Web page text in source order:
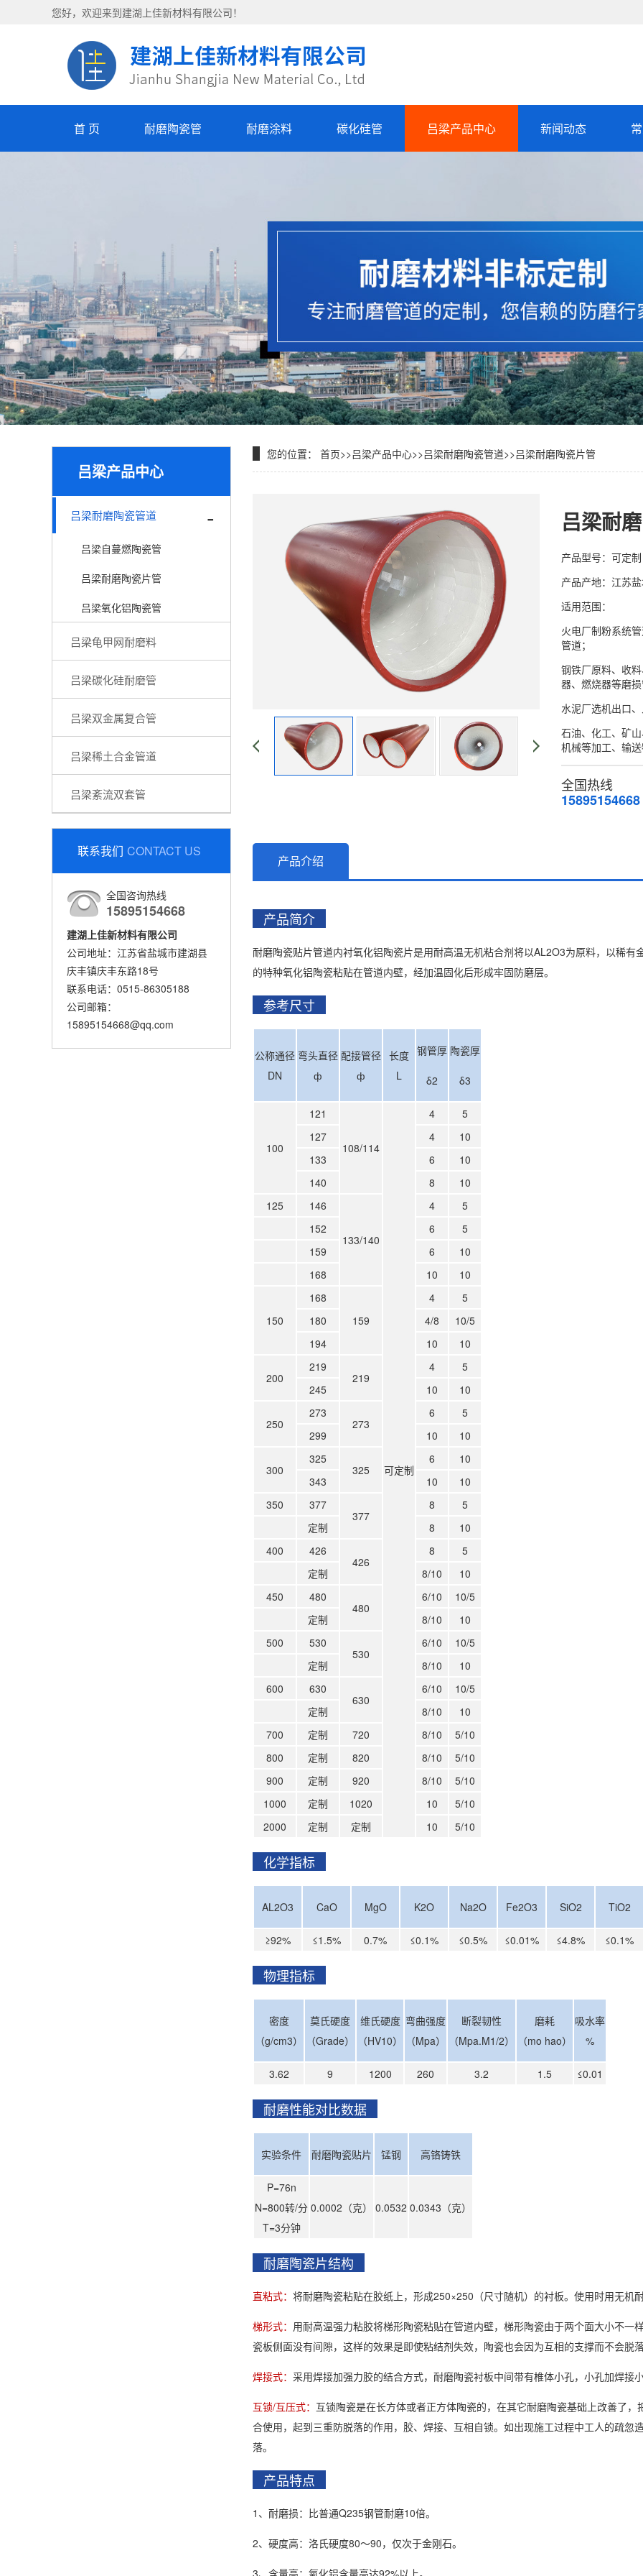
您好，欢迎来到建湖上佳新材料有限公司！
首 页 耐磨陶瓷管 耐磨涂料 碳化硅管 吕梁产品中心 新闻动态
吕梁产品中心
吕梁耐磨陶瓷管道
吕梁自蔓燃陶瓷管
吕梁耐磨陶瓷片管
吕梁氧化铝陶瓷管
吕梁龟甲网耐磨料
吕梁碳化硅耐磨管
吕梁双金属复合管
吕梁稀土合金管道
吕梁紊流双套管
联系我们 CONTACT US
全国咨询热线
15895154668
建湖上佳新材料有限公司
公司地址：江苏省盐城市建湖县
庆丰镇庆丰东路18号
联系电话：0515-86305188
公司邮箱：
15895154668@qq.com
您的位置： 首页>>吕梁产品中心>>吕梁耐磨陶瓷管道>>吕梁耐磨陶瓷片管
吕梁耐
产品型号：可定制
产品产地：江苏
适用范围：
火电厂制粉系统
管道；
钢铁厂原料、收
器、燃烧器等磨
水泥厂选机出口
石油、化工、矿
机械等加工、输
全国热线
15895154668
产品介绍
产品简介
耐磨陶瓷贴片管道内衬氧化铝陶瓷片是用耐高温无机粘合剂将以AL2O3为原料，以稀
的特种氧化铝陶瓷粘贴在管道内壁，经加温固化后形成牢固防磨层。
参考尺寸
公称通径
DN
弯头直径
ф
配接管径
ф
长度
L
钢管厚
δ2
陶瓷厚
δ3
100
121
108/114
可定制
4
5
127
4
10
133
6
10
140
8
10
125
146
133/140
4
5
152
6
5
159
6
10
168
10 10
150
168
159
4
5
180
4/8
10/5
194
10 10
200
219
219
4
5
245
10 10
250
273
273
6
5
299
10 10
300
325
325
6
10
343
10
10
350
377
377
8
5
定制
8
10
400
426
426
8
5
定制
8/10
10
450
480
480
6/10
10/5
定制
8/10
10
500
530
530
6/10
10/5
定制
8/10
10
600
630
630
6/10
10/5
定制
8/10
10
700
定制 720 8/10
5/10
800
定制 820 8/10
5/10
900
定制 920 8/10
5/10
1000
定制 1020 10
5/10
2000
定制 定制 10 5/10
化学指标
AL2O3 CaO MgO K2O Na2O Fe2O3 SiO2 TiO2
≥92% ≤1.5% 0.7% ≤0.1% ≤0.5% ≤0.01% ≤4.8% ≤0.1%
物理指标
密度
（g/cm3）
莫氏硬度
（Grade）
维氏硬度
（HV10）
弯曲强度
（Mpa）
断裂韧性
（Mpa.M1/2）
磨耗
（mo hao）
吸水率
%
3.62 9 1200 260 3.2 1.5 ≤0.01
耐磨性能对比数据
实验条件 耐磨陶瓷贴片 锰钢 高铬铸铁
P=76n
N=800转/分
T=3分钟
0.0002（克） 0.0532 0.0343（克）
耐磨陶瓷片结构
直粘式： 将耐磨陶瓷粘贴在胶纸上，形成250×250（尺寸随机）的衬板。使用时用无机
梯形式： 用耐高温强力粘胶将梯形陶瓷粘贴在管道内壁，梯形陶瓷由于两个面大小不
瓷板侧面没有间隙，这样的效果是即使粘结剂失效，陶瓷也会因为互相的支撑而不会脱
焊接式： 采用焊接加强力胶的结合方式，耐磨陶瓷衬板中间带有椎体小孔，小孔加焊接
互锁/互压式： 互锁陶瓷是在长方体或者正方体陶瓷的，在其它耐磨陶瓷基础上改善了
合使用，起到三重防脱落的作用，胶、焊接、互相自锁。如出现施工过程中工人的疏
落。
产品特点
1、耐磨损：比普通Q235钢管耐磨10倍。
2、硬度高：洛氏硬度80～90，仅次于金刚石。
3、含量高：氧化铝含量高达92%以上。